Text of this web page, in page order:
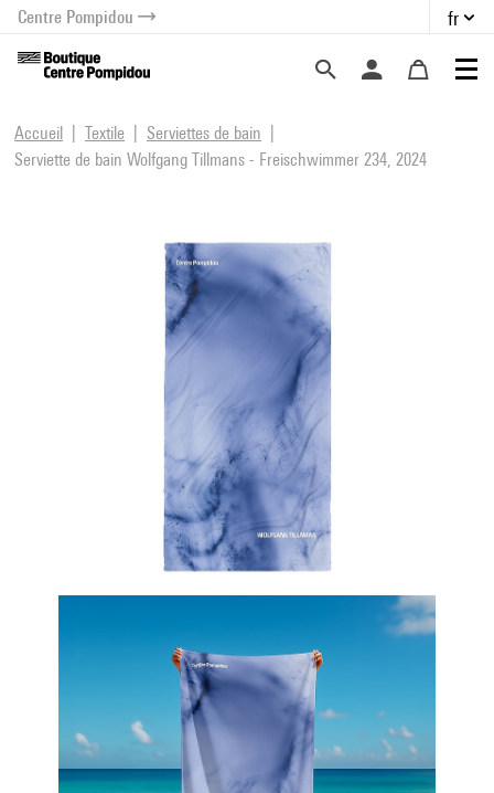
menu
contenu
Centre Pompidou fr
Accueil Textile
Serviettes de bain
Serviette de bain Wolfgang Tillmans - Freischwimmer 234, 2024